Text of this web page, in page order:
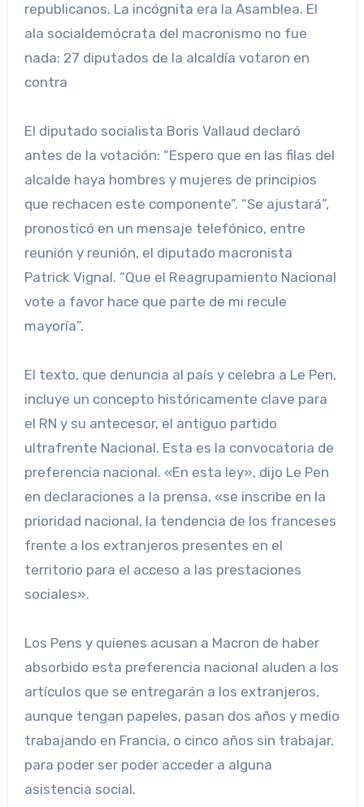
republicanos. La incógnita era la Asamblea. El
ala socialdemócrata del macronismo no fue
nada: 27 diputados de la alcaldía votaron en
contra
El diputado socialista Boris Vallaud declaró
antes de la votación: “Espero que en las filas del
alcalde haya hombres y mujeres de principios
que rechacen este componente”. “Se ajustará”,
pronosticó en un mensaje telefónico, entre
reunión y reunión, el diputado macronista
Patrick Vignal. “Que el Reagrupamiento Nacional
vote a favor hace que parte de mi recule
mayoría”.
El texto, que denuncia al país y celebra a Le Pen,
incluye un concepto históricamente clave para
el RN y su antecesor, el antiguo partido
ultrafrente Nacional. Esta es la convocatoria de
preferencia nacional. «En esta ley», dijo Le Pen
en declaraciones a la prensa, «se inscribe en la
prioridad nacional, la tendencia de los franceses
frente a los extranjeros presentes en el
territorio para el acceso a las prestaciones
sociales».
Los Pens y quienes acusan a Macron de haber
absorbido esta preferencia nacional aluden a los
artículos que se entregarán a los extranjeros,
aunque tengan papeles, pasan dos años y medio
trabajando en Francia, o cinco años sin trabajar,
para poder ser poder acceder a alguna
asistencia social.